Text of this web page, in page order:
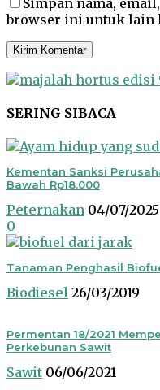
browser ini untuk lain
SERING SIBACA
Kementan Sanksi
Bawah Rp18.000
Peternakan 04/07/2025
0
Tanaman Penghasil
Biodiesel 26/03/2019
Permentan 18/2021
Perkebunan Sawit
Sawit 06/06/2021